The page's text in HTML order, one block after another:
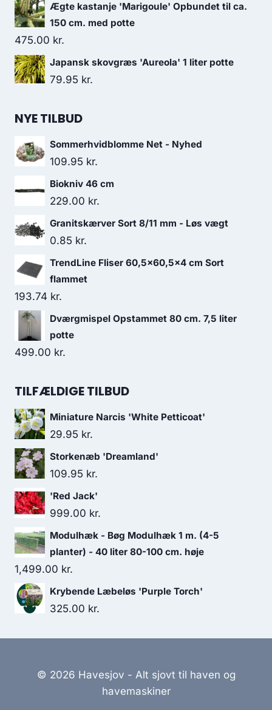
Ægte kastanje 'Marigoule' Opbundet til ca.
150 cm. med potte
475.00 kr.
Japansk skovgræs 'Aureola' 1 liter potte
79.95 kr.
NYE TILBUD
Sommerhvidblomme Net - Nyhed
109.95 kr.
Biokniv 46 cm
229.00 kr.
Granitskærver Sort 8/11 mm - Løs vægt
0.85 kr.
TrendLine Fliser 60,5x60,5x4 cm Sort
flammet
193.74 kr.
Dværgmispel Opstammet 80 cm. 7,5 liter
potte
499.00 kr.
TILFÆLDIGE TILBUD
Miniature Narcis 'White Petticoat'
29.95 kr.
Storkenæb 'Dreamland'
109.95 kr.
'Red Jack'
999.00 kr.
Modulhæk - Bøg Modulhæk 1 m. (4-5
planter) - 40 liter 80-100 cm. høje
1,499.00 kr.
Krybende Læbeløs 'Purple Torch'
325.00 kr.
© 2026 Havesjov - Alt sjovt til haven og
havemaskiner